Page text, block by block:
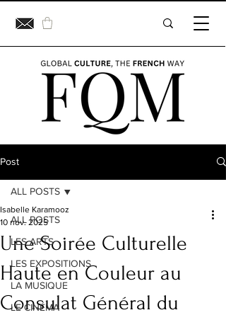
Post
ALL POSTS
LES ARTS
LES EXPOSITIONS
LA MUSIQUE
LE CINÉMA
ALL POSTS
Une Soirée Culturelle
Haute en Couleur au
Consulat Général du
Isabelle Karamooz
10 nov. 2025